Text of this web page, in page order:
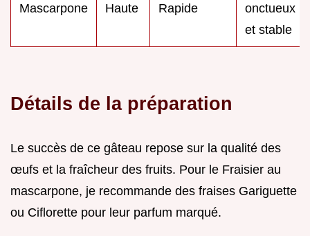
Mascarpone Haute Rapide
onctueux
et stable
Détails de la préparation
Le succès de ce gâteau repose sur la qualité des
œufs et la fraîcheur des fruits. Pour le Fraisier au
mascarpone, je recommande des fraises Gariguette
ou Ciflorette pour leur parfum marqué.